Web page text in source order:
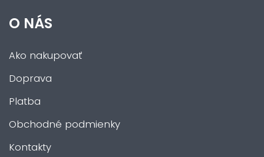
O NÁS
Ako nakupovať
Doprava
Platba
Obchodné podmienky
Kontakty